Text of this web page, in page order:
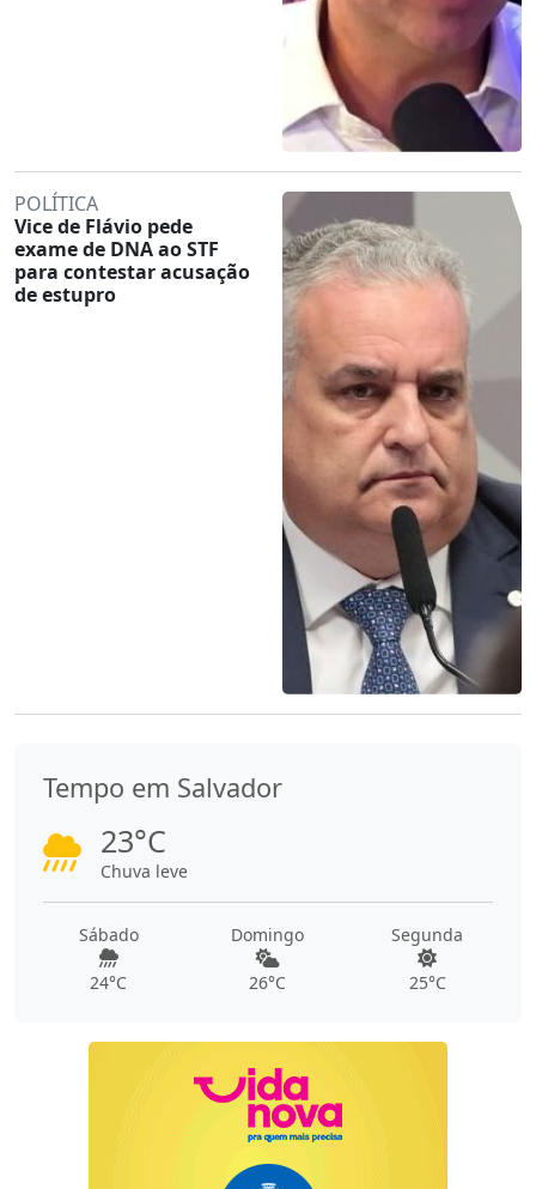
POLÍTICA
Vice de Flávio pede
exame de DNA ao STF
para contestar acusação
de estupro
Tempo em Salvador
23°C
Chuva leve
Sábado
24°C
Domingo
26°C
Segunda
25°C